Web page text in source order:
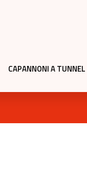
CAPANNONI A TUNNEL